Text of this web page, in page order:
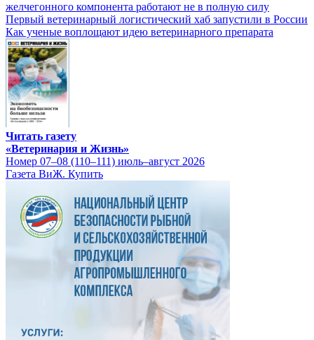
желчегонного компонента работают не в полную силу
Первый ветеринарный логистический хаб запустили в России
Как ученые воплощают идею ветеринарного препарата
Читать газету
«Ветеринария и Жизнь»
Номер 07–08 (110–111) июль–август 2026
Газета ВиЖ. Купить